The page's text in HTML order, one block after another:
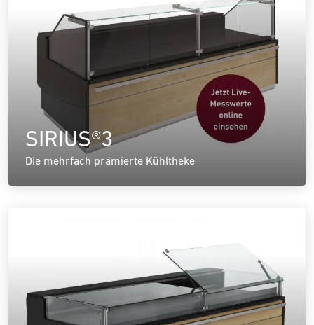
SIRIUS®3
Die mehrfach prämierte Kühltheke